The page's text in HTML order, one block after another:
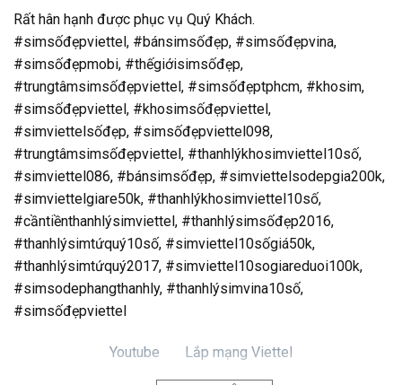
Rất hân hạnh được phục vụ Quý Khách.
#simsốđẹpviettel, #bánsimsốđẹp, #simsốđẹpvina,
#simsốđẹpmobi, #thếgiớisimsốđẹp,
#trungtâmsimsốđẹpviettel, #simsốđẹptphcm, #khosim,
#simsốđẹpviettel, #khosimsốđẹpviettel,
#simviettelsốđẹp, #simsốđẹpviettel098,
#trungtâmsimsốđẹpviettel, #thanhlýkhosimviettel10số,
#simviettel086, #bánsimsốđẹp, #simviettelsodepgia200k,
#simviettelgiare50k, #thanhlýkhosimviettel10số,
#cầntiềnthanhlýsimviettel, #thanhlýsimsốđẹp2016,
#thanhlýsimtứquý10số, #simviettel10sốgiá50k,
#thanhlýsimtứquý2017, #simviettel10sogiareduoi100k,
#simsodephangthanhly, #thanhlýsimvina10số,
#simsốđẹpviettel
Youtube Lắp mạng Viettel